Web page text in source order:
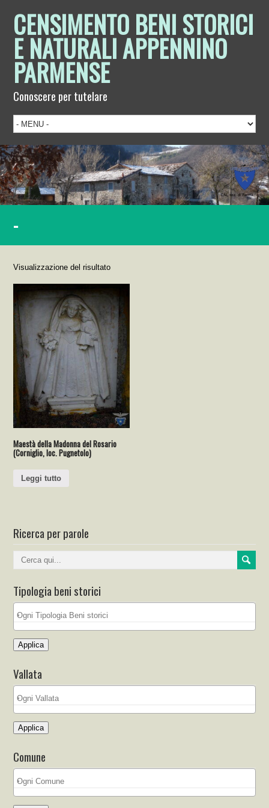
CENSIMENTO BENI STORICI
E NATURALI APPENNINO
PARMENSE
Conoscere per tutelare
-
Visualizzazione del risultato
Maestà della Madonna del Rosario
(Corniglio, loc. Pugnetolo)
Leggi tutto
Ricerca per parole
Tipologia beni storici
Applica
Vallata
Applica
Comune